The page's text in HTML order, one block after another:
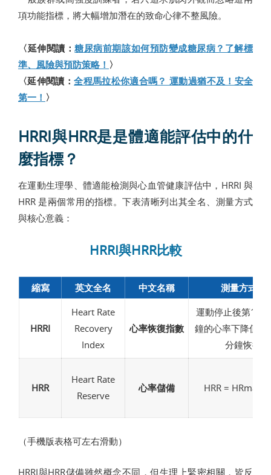
項功能指標，將大幅增加潛在的致命心律不整風險。
〈延伸閱讀：糖尿病前期該如何預防變成糖尿病？了解標
準、風險與預防策略！ 〉
〈延伸閱讀：全程馬拉松你適合嗎？ 運動過猶不及！安全
第一！ 〉
HRRI與HRR是是體適能評估中的什
麼指標？
在運動生理學、體適能檢測與心血管健康評估中，HRRI 與
HRR 是兩個常用的指標。下表清晰列出其全名、測量方式
與核心意義：
HRRI與HRR比較
縮寫 英文全名 中文名稱 測量方式 /
HRRI
Heart Rate
Recovery
Index
心率恢復指數
運動停止後第1、
鐘的心率下降值（
分鐘恢復
HRR
Heart Rate
Reserve
心率儲備 HRR = HRmax
（手機版表格可左右滑動）
HRRI與HRR儲備雖然概念不同，但生理上緊密相關，皆反